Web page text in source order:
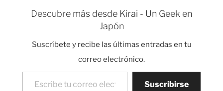
preparados para
es que después de
informarme la realidad
es…
Descubre más desde Kirai - Un Geek en
Japón
Suscríbete y recibe las últimas entradas en tu
correo electrónico.
Escribe tu correo electrónico…
Suscribirse